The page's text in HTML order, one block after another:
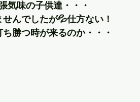
気味の子供達・・・
んでしたが💦仕方ない！
勝つ時が来るのか・・・